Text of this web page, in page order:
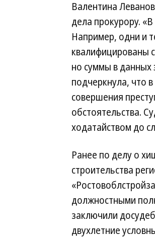
Валентина
дела прокурору.
Например, одни и
квалифицированы
но суммы в данных
подчеркнула, что
совершения
обстоятельства.
ходатайством до
Ранее по делу о
строительства
должностными
заключили
двухлетние